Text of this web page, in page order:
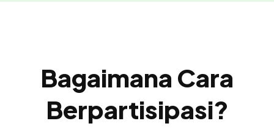
Bagaimana Cara
Berpartisipasi?